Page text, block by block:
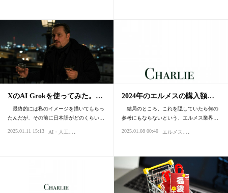
XのAI Grokを使ってみた。…
最終的には私のイメージを描いてもらっ
たんだが、その前に日本語がどのくらい…
2025.01.11 15:13 A
I・人工知能 科学・テクノロジー ブログ・日記
2024年のエルメスの購入額…
結局のところ、これを隠していたら何の
参考にもならないという、エルメス業界…
2025.01.08 00:40 エ
ルメス・エルパト・ロレックス